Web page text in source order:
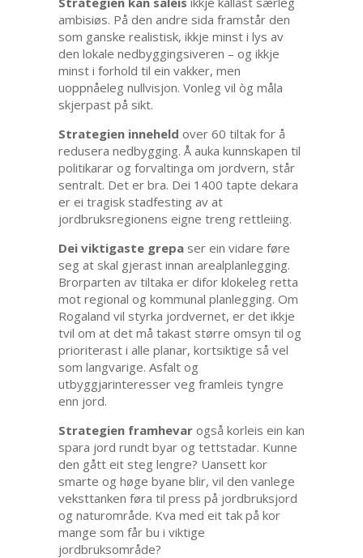
ambisiøs. På den andre sida framstår den
som ganske realistisk, ikkje minst i lys av
den lokale nedbyggingsiveren – og ikkje
minst i forhold til ein vakker, men
uoppnåeleg nullvisjon. Vonleg vil òg måla
skjerpast på sikt.
Strategien inneheld over 60 tiltak for å
redusera nedbygging. Å auka kunnskapen til
politikarar og forvaltinga om jordvern, står
sentralt. Det er bra. Dei 1400 tapte dekara
er ei tragisk stadfesting av at
jordbruksregionens eigne treng rettleiing.
Dei viktigaste grepaser ein vidare føre
seg at skal gjerast innan arealplanlegging.
Brorparten av tiltaka er difor klokeleg retta
mot regional og kommunal planlegging. Om
Rogaland vil styrka jordvernet, er det ikkje
tvil om at det må takast større omsyn til og
prioriterast i alle planar, kortsiktige så vel
som langvarige. Asfalt og
utbyggjarinteresser veg framleis tyngre
enn jord.
Strategien framhevarogså korleis ein kan
spara jord rundt byar og tettstadar. Kunne
den gått eit steg lengre? Uansett kor
smarte og høge byane blir, vil den vanlege
veksttanken føra til press på jordbruksjord
og naturområde. Kva med eit tak på kor
mange som får bu i viktige
jordbruksområde?